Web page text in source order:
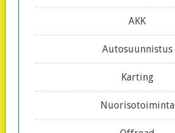
AKK
Autosuunnistus
Karting
Nuorisotoiminta